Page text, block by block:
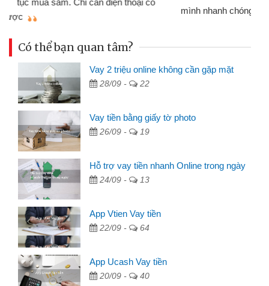
Có thể bạn quan tâm?
Vay 2 triệu online không cần gặp mặt
28/09 - 22
Vay tiền bằng giấy tờ photo
26/09 - 19
Hỗ trợ vay tiền nhanh Online trong ngày
24/09 - 13
App Vtien Vay tiền
22/09 - 64
App Ucash Vay tiền
20/09 - 40